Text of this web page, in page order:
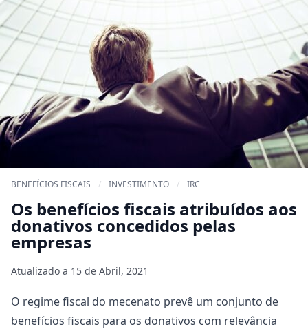
BENEFÍCIOS FISCAIS / INVESTIMENTO / IRC
Os benefícios fiscais atribuídos aos
donativos concedidos pelas
empresas
Atualizado a 15 de Abril, 2021
O regime fiscal do mecenato prevê um conjunto de
benefícios fiscais para os donativos com relevância